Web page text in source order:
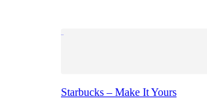
Starbucks – Make It Yours